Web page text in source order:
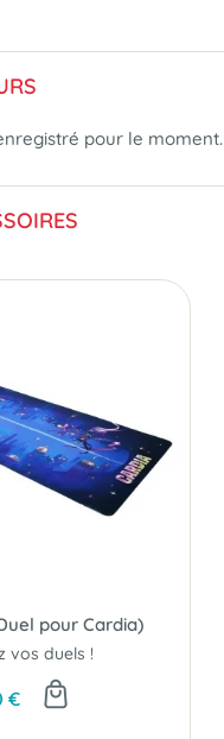
pour le moment.
pour Cardia)
vos duels !
€